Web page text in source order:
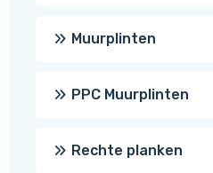
Muurplinten
PPC Muurplinten
Rechte planken